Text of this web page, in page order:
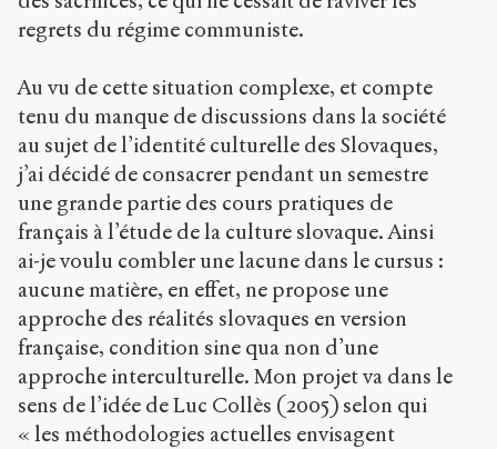
regrets du régime communiste.
Au vu de cette situation complexe, et compte
tenu du manque de discussions dans la société
au sujet de l’identité culturelle des Slovaques,
j’ai décidé de consacrer pendant un semestre
une grande partie des cours pratiques de
français à l’étude de la culture slovaque. Ainsi
ai-je voulu combler une lacune dans le cursus :
aucune matière, en effet, ne propose une
approche des réalités slovaques en version
française, condition sine qua non d’une
approche interculturelle. Mon projet va dans le
sens de l’idée de Luc Collès (2005) selon qui
« les méthodologies actuelles envisagent